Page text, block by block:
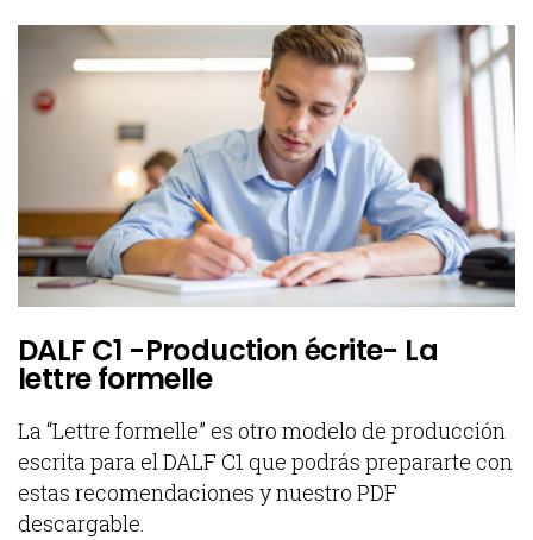
DALF C1 -Production écrite- La
lettre formelle
La “Lettre formelle” es otro modelo de producción
escrita para el DALF C1 que podrás prepararte con
estas recomendaciones y nuestro PDF
descargable.